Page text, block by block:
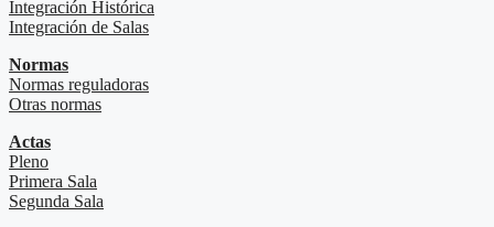
Integración Histórica
Integración de Salas
Normas
Normas reguladoras
Otras normas
Actas
Pleno
Primera Sala
Segunda Sala